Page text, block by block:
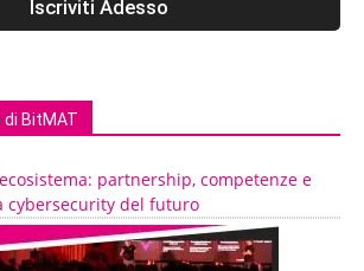
di BitMAT
partnership, competenze e
cybersecurity del futuro